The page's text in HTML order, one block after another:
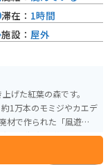
げた紅葉の森です。
1万本のモミジやカエデ
材で作られた「風遊山
葉が深紅・黄緑と色と
滞在： 1時間
施設： 屋外